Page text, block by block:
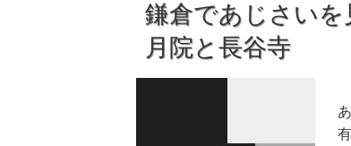
鎌倉であじさい
月院と長谷寺